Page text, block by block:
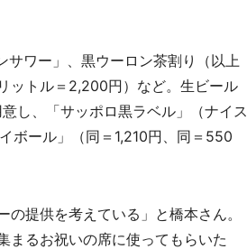
ワー」、黒ウーロン茶割り（以上
ットル＝2,200円）など。生ビール
し、「サッポロ黒ラベル」（ナイス
ボール」（同＝1,210円、同＝550
提供を考えている」と橋本さん。
まるお祝いの席に使ってもらいた